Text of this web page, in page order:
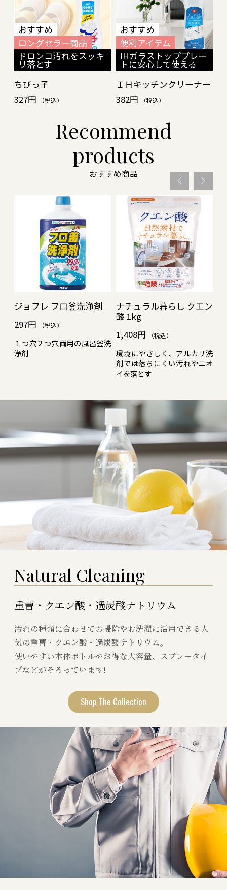
おすすめ
ロングセラー商品
ドロンコ汚れをスッキ
リ落とす
ちびっ子
327円
（税込）
おすすめ
便利アイテム
IHガラストッププレー
トに安心して使える
ＩＨキッチンクリーナー
382円
（税込）
Recommend
products
おすすめ商品
ジョフレ フロ釜洗浄剤
297円
（税込）
１つ穴２つ穴両用の風呂釜洗
浄剤
ナチュラル暮らし クエン
酸 1kg
1,408円
（税込）
環境にやさしく、アルカリ洗
剤では落ちにくい汚れやニオ
イを落とす
Natural Cleaning
重曹・クエン酸・過炭酸ナトリウム
汚れの種類に合わせてお掃除やお洗濯に活用できる人
気の重曹・クエン酸・過炭酸ナトリウム。
使いやすい本体ボトルやお得な大容量、スプレータイ
プなどがそろっています!
Shop The Collection